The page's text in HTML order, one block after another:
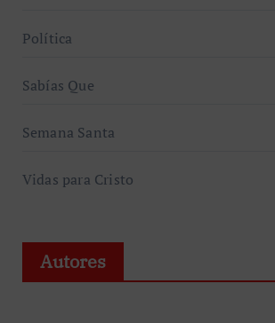
Política
Sabías Que
Semana Santa
Vidas para Cristo
Autores